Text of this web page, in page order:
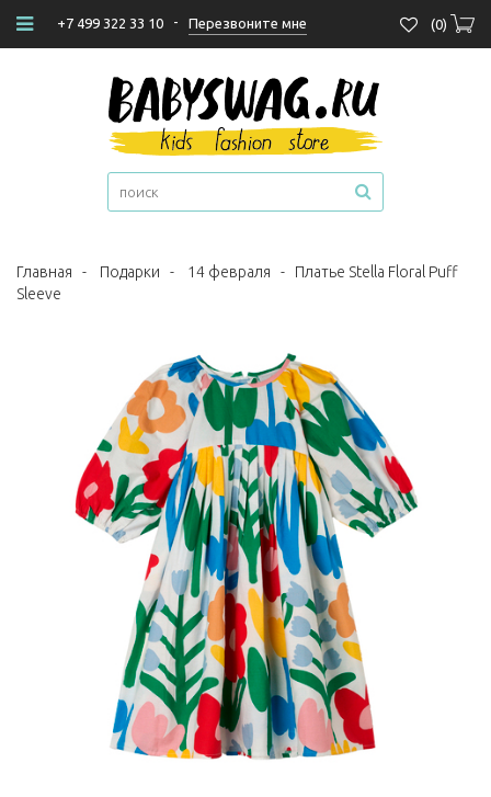
+7 499 322 33 10 - Перезвоните мне (0)
Главная - Подарки - 14 февраля - Платье Stella Floral Puff
Sleeve